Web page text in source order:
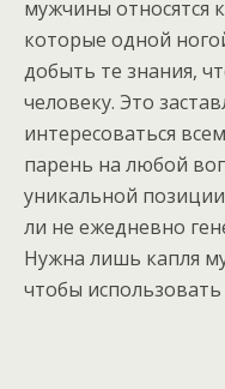
мужчины относятся
которые одной
добыть те знания,
человеку. Это
интересоваться
парень на любой
уникальной
ли не ежедневно
Hужна лишь капля
чтобы